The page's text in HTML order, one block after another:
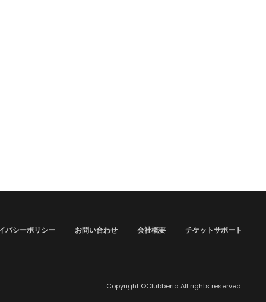
バシーポリシー お問い合わせ 会社概要 チケットサポート
Copyright ©Clubberia All rights reserved.